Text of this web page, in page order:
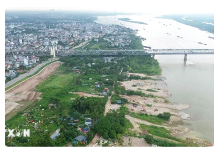
Các sản phẩm thủ công mỹ nghệ "đắt khách." (Ảnh: Thanh
Tâm/Vietnam+)